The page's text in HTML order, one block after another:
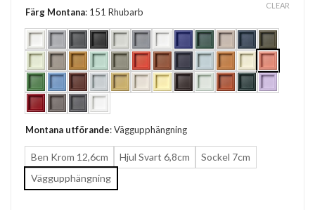
Färg Montana: 151 Rhubarb
Montana utförande:Väggupphängning
Ben Krom 12,6cm Hjul Svart 6,8cm
Sockel 7cm
Väggupphängning
CLEAR